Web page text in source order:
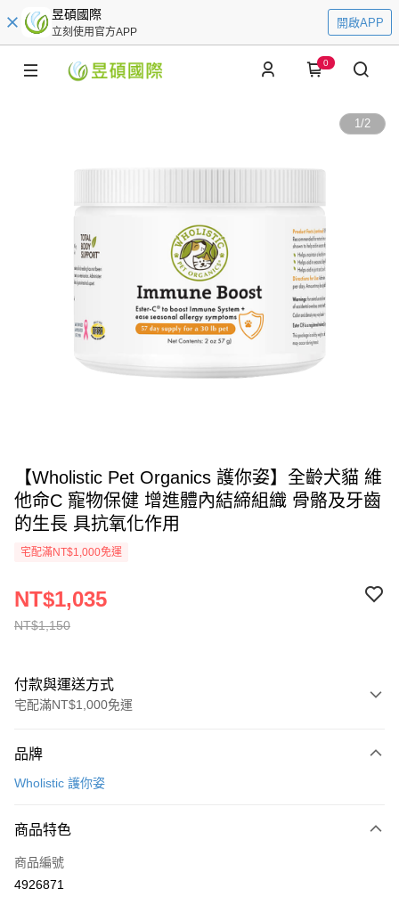
昱碩國際
立刻使用官方APP
開啟APP
0
1/2
【Wholistic Pet Organics 護你姿】全齡犬貓 維
他命C 寵物保健 增進體內結締組織 骨骼及牙齒
的生長 具抗氧化作用
宅配滿NT$1,000免運
NT$1,150
NT$1,035
付款與運送方式
宅配滿NT$1,000免運
信用卡一次付款
Apple Pay
Google Pay
品牌
Wholistic 護你姿
商品特色
商品編號
4926871